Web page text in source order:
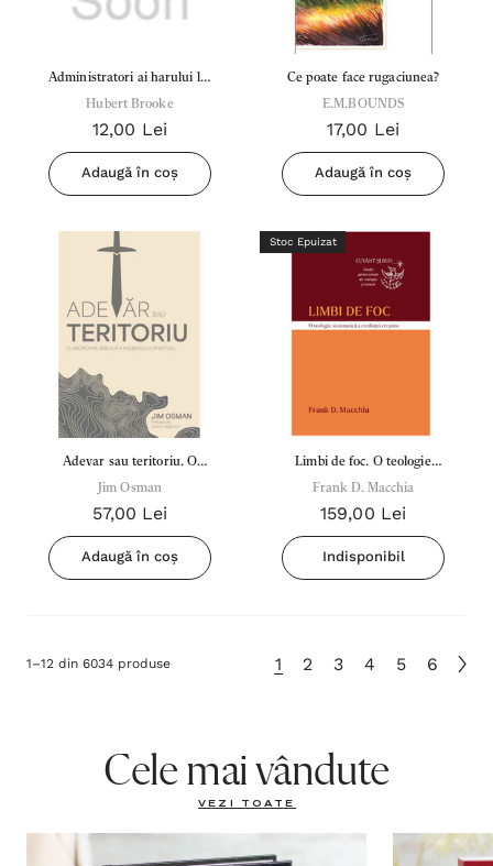
Administratori ai harului lui
Dumnezeu
Hubert Brooke
12,00 Lei
Adaugă în coș
Ce poate face rugaciunea?
E.M.BOUNDS
17,00 Lei
Adaugă în coș
Adevar sau teritoriu. O
abordare Biblica A Razboiului
Spiritual - Jim Osman
Jim Osman
57,00 Lei
Adaugă în coș
Stoc Epuizat
Limbi de foc. O teologie
sistematica a credintei
crestine
Frank D. Macchia
159,00 Lei
Indisponibil
1–12 din 6034 produse 1 2 3 4 5 6
Cele mai vândute
VEZI TOATE